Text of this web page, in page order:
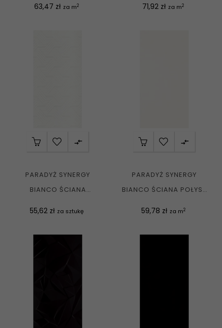
Cena
63,47 zł za m2 Cena
71,92 zł za m2

PARADYŻ SYNERGY
BIANCO ŚCIANA
Cena
55,62 zł za sztukę

PARADYŻ SYNERGY
BIANCO ŚCIANA POŁYSK
Cena
59,78 zł za m2